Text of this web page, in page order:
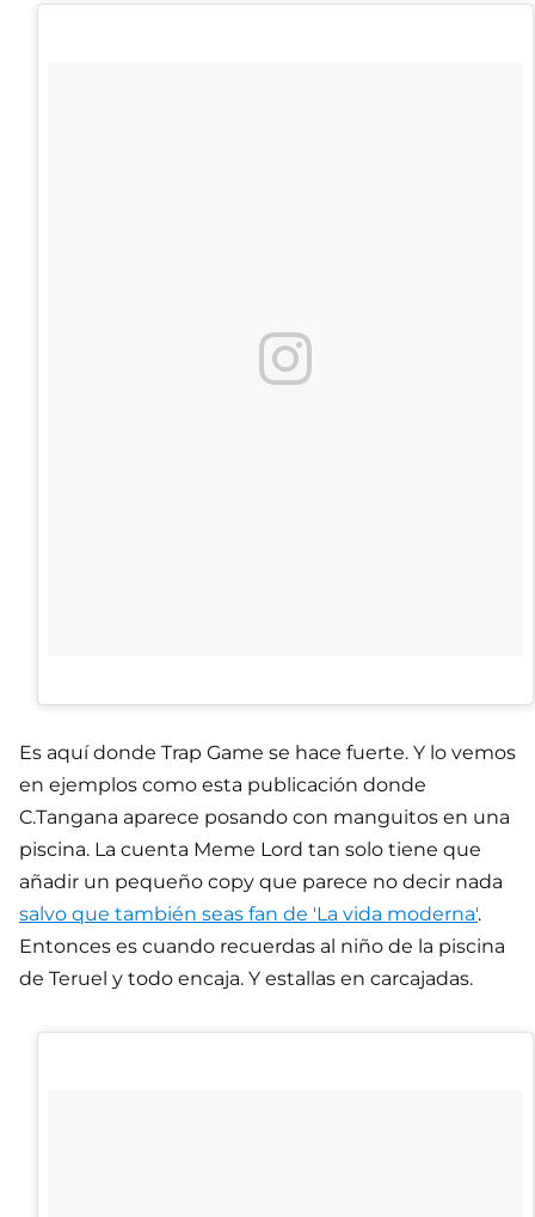
Es aquí donde Trap Game se hace fuerte. Y lo vemos
en ejemplos como esta publicación donde
C.Tangana aparece posando con manguitos en una
piscina. La cuenta Meme Lord tan solo tiene que
añadir un pequeño copy que parece no decir nada
salvo que también seas fan de 'La vida moderna'.
Entonces es cuando recuerdas al niño de la piscina
de Teruel y todo encaja. Y estallas en carcajadas.